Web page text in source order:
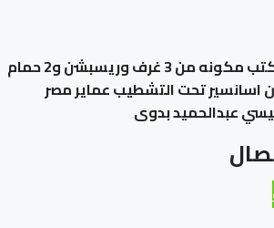
شقة 150 م تصلح مكتب مكونه من 3 غرف وريسبشن و2 حمام
اسانسير تحت التشطيب عماير مصر
عبدالحميد بدوى